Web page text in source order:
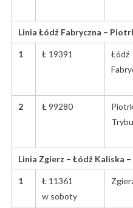
Linia Łódź Fabryczna –
1 Ł 19391
Łódź
2 Ł 99280
Linia Zgierz – Łódź Kaliska
1
Ł 11361
w soboty